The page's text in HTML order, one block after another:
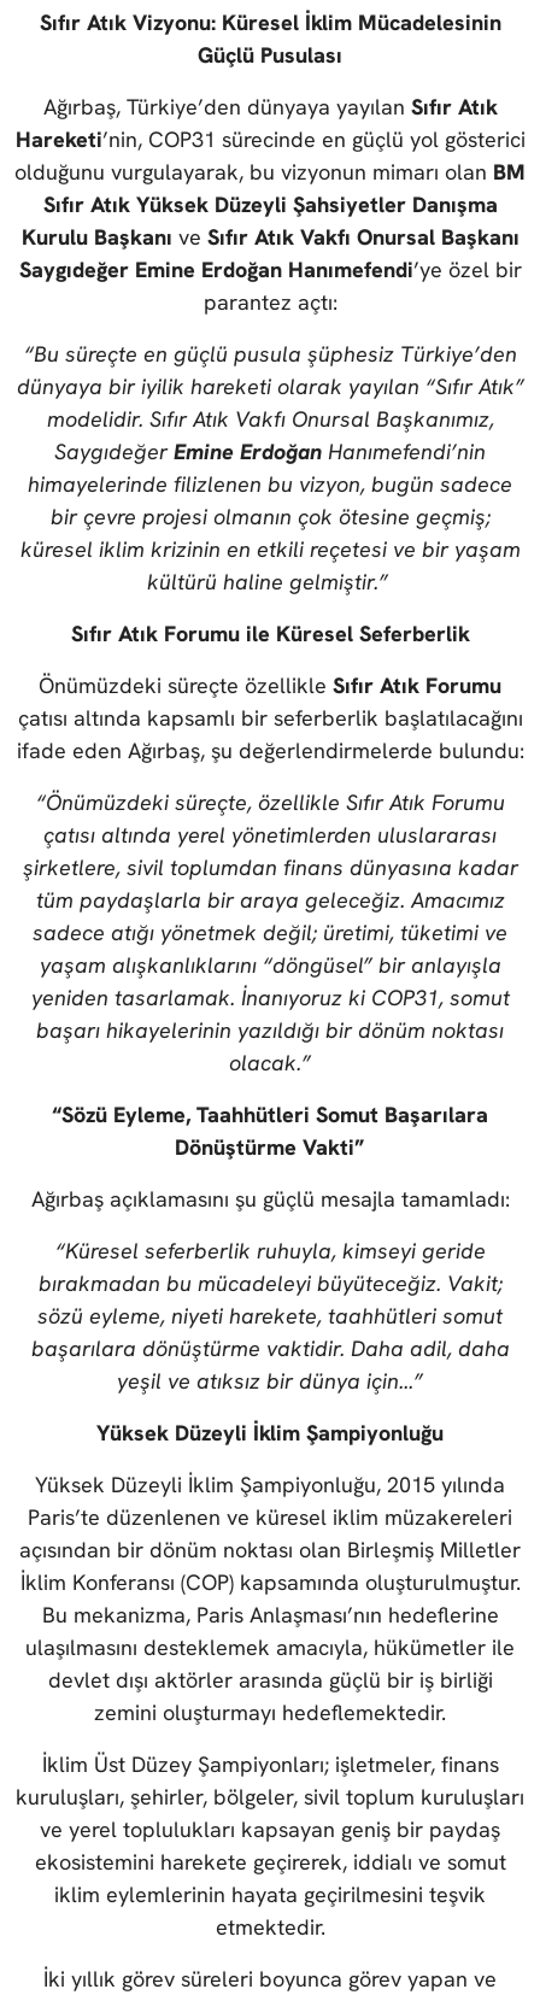
Sıfır Atık Vizyonu: Küresel İklim Mücadelesinin
Güçlü Pusulası
Ağırbaş, Türkiye’den dünyaya yayılan Sıfır Atık
Hareketi’nin, COP31 sürecinde en güçlü yol gösterici
olduğunu vurgulayarak, bu vizyonun mimarı olan BM
Sıfır Atık Yüksek Düzeyli Şahsiyetler Danışma
Kurulu Başkanı ve Sıfır Atık Vakfı Onursal Başkanı
Saygıdeğer Emine Erdoğan Hanımefendi’ye özel bir
parantez açtı:
“Bu süreçte en güçlü pusula şüphesiz Türkiye’den
dünyaya bir iyilik hareketi olarak yayılan “Sıfır Atık”
modelidir. Sıfır Atık Vakfı Onursal Başkanımız,
SaygıdeğerEmine Erdoğan Hanımefendi’nin
himayelerinde filizlenen bu vizyon, bugün sadece
bir çevre projesi olmanın çok ötesine geçmiş;
küresel iklim krizinin en etkili reçetesi ve bir yaşam
kültürü haline gelmiştir.”
Sıfır Atık Forumu ile Küresel Seferberlik
Önümüzdeki süreçte özellikle Sıfır Atık Forumu
çatısı altında kapsamlı bir seferberlik başlatılacağını
ifade eden Ağırbaş, şu değerlendirmelerde bulundu:
“Önümüzdeki süreçte, özellikle Sıfır Atık Forumu
çatısı altında yerel yönetimlerden uluslararası
şirketlere, sivil toplumdan finans dünyasına kadar
tüm paydaşlarla bir araya geleceğiz. Amacımız
sadece atığı yönetmek değil; üretimi, tüketimi ve
yaşam alışkanlıklarını “döngüsel” bir anlayışla
yeniden tasarlamak. İnanıyoruz ki COP31, somut
başarı hikayelerinin yazıldığı bir dönüm noktası
olacak.”
“Sözü Eyleme, Taahhütleri Somut Başarılara
Dönüştürme Vakti”
Ağırbaş açıklamasını şu güçlü mesajla tamamladı:
“Küresel seferberlik ruhuyla, kimseyi geride
bırakmadan bu mücadeleyi büyüteceğiz. Vakit;
sözü eyleme, niyeti harekete, taahhütleri somut
başarılara dönüştürme vaktidir. Daha adil, daha
yeşil ve atıksız bir dünya için...”
Yüksek Düzeyli İklim Şampiyonluğu
Yüksek Düzeyli İklim Şampiyonluğu, 2015 yılında
Paris’te düzenlenen ve küresel iklim müzakereleri
açısından bir dönüm noktası olan Birleşmiş Milletler
İklim Konferansı (COP) kapsamında oluşturulmuştur.
Bu mekanizma, Paris Anlaşması’nın hedeflerine
ulaşılmasını desteklemek amacıyla, hükümetler ile
devlet dışı aktörler arasında güçlü bir iş birliği
zemini oluşturmayı hedeflemektedir.
İklim Üst Düzey Şampiyonları; işletmeler, finans
kuruluşları, şehirler, bölgeler, sivil toplum kuruluşları
ve yerel toplulukları kapsayan geniş bir paydaş
ekosistemini harekete geçirerek, iddialı ve somut
iklim eylemlerinin hayata geçirilmesini teşvik
etmektedir.
İki yıllık görev süreleri boyunca görev yapan ve